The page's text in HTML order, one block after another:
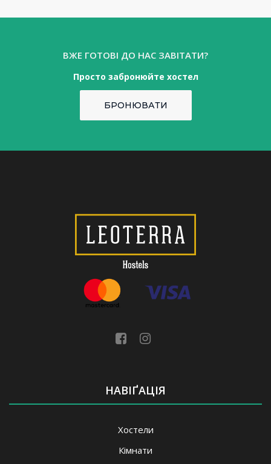
ВЖЕ ГОТОВІ ДО НАС ЗАВІТАТИ?
Просто забронюйте хостел
БРОНЮВАТИ
НАВІҐАЦІЯ
Хостели
Кімнати